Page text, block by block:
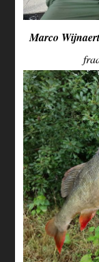
Marco